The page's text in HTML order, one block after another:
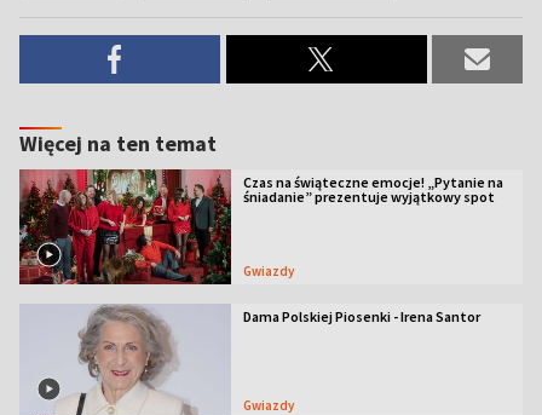
Więcej na ten temat
Czas na świąteczne emocje! „Pytanie na
śniadanie” prezentuje wyjątkowy spot
Gwiazdy
Dama Polskiej Piosenki - Irena Santor
Gwiazdy